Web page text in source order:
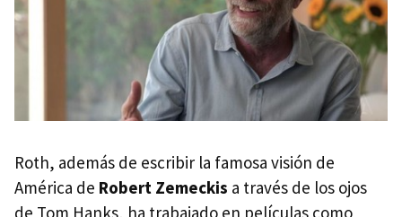
Roth, además de escribir la famosa visión de
América de Robert Zemeckis a través de los ojos
de Tom Hanks, ha trabajado en películas como